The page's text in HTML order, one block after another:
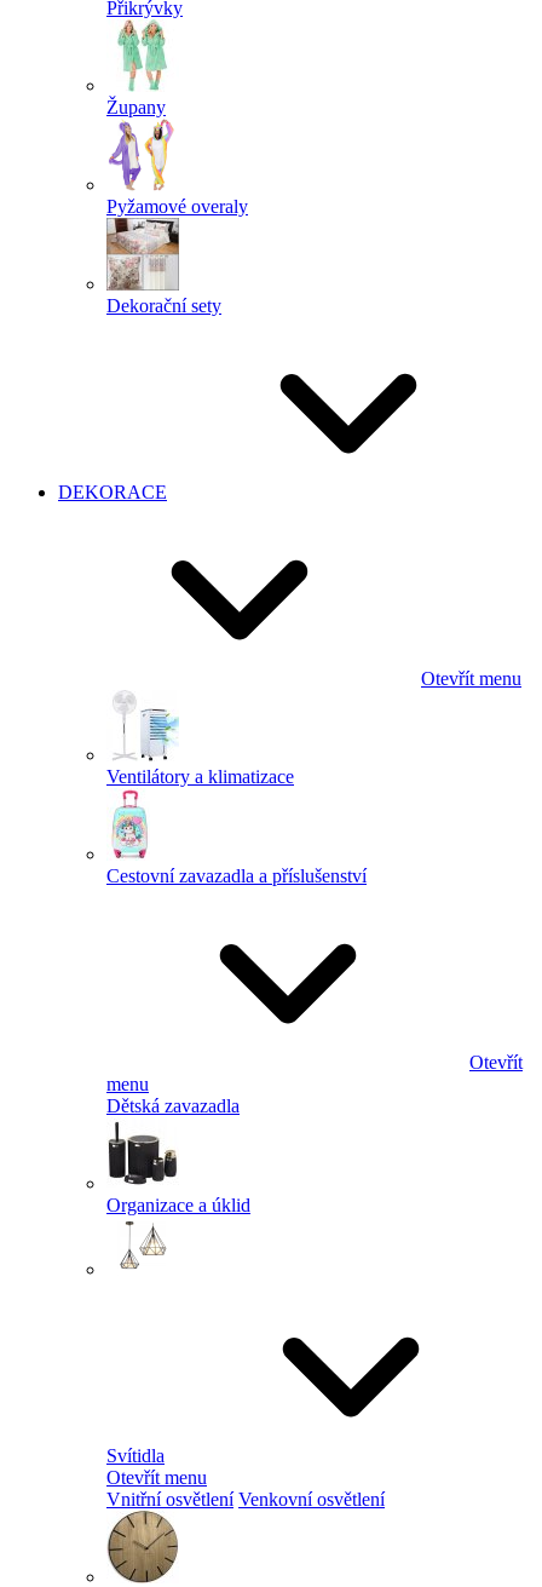
Přikrývky
Župany
Pyžamové overaly
Dekorační sety
DEKORACE
Otevřít menu
Ventilátory a klimatizace
Cestovní zavazadla a příslušenství
Otevřít
menu
Dětská zavazadla
Organizace a úklid
Svítidla
Otevřít menu
Vnitřní osvětlení Venkovní osvětlení